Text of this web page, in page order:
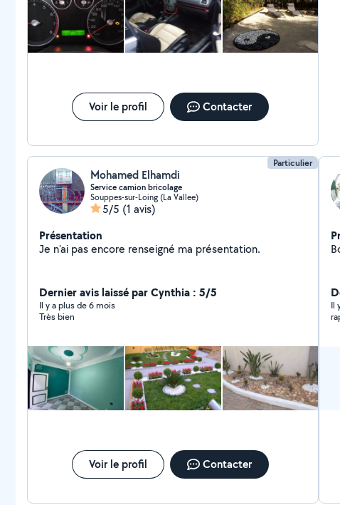
Voir le profil Contacter
Particulier
Mohamed Elhamdi
Service camion bricolage
Souppes-sur-Loing (La Vallee)
5/5 (1 avis)
Présentation
Je n'ai pas encore renseigné ma présentation.
Dernier avis laissé par Cynthia : 5/5
Il y a plus de 6 mois
Très bien
Voir le profil Contacter
Il